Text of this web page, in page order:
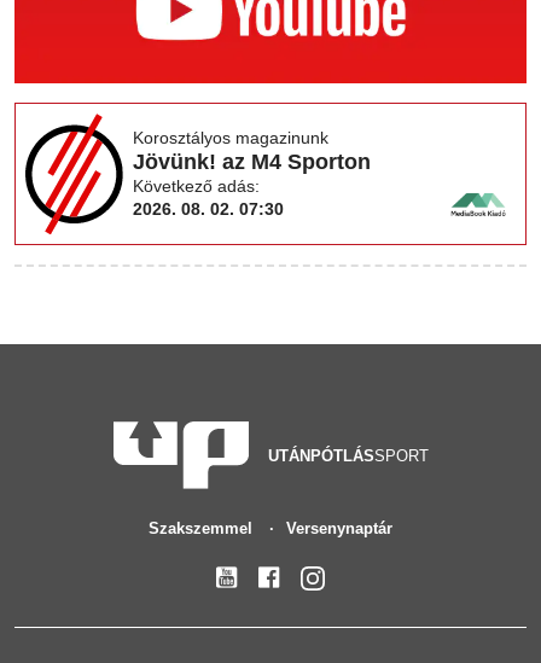
Korosztályos magazinunk
Jövünk! az M4 Sporton
Következő adás:
2026. 08. 02. 07:30
UTÁNPÓTLÁSSPORT
Szakszemmel Versenynaptár